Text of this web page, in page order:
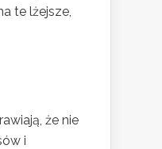
te lżejsze,
że nie
i